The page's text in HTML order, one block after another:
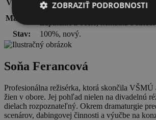
Veľkosť:
UNI.
Materiál:
Zapínanie z ocele, hematitu a
Stav:
100%, nový.
Soňa Ferancová
Profesionálna režisérka, ktorá skončila VŠMÚ
žien v obore. Jej pohľad nielen na divadelnú
dielach rozpoznateľný. Okrem dramaturgie
scenárov, dabingovej činnosti a výučbe na
ZOBRAZIŤ PODROBNOSTI